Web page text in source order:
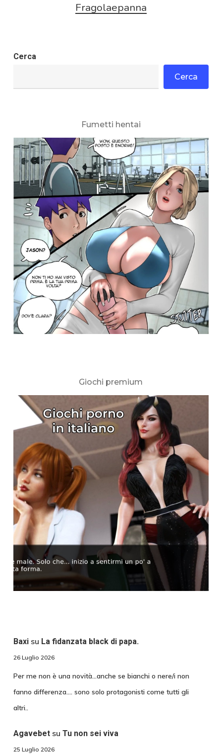
Fragolaepanna
Cerca
Cerca
Fumetti hentai
Giochi premium
Baxisu La fidanzata black di papa.
26 Luglio 2026
Per me non è una novità...anche se bianchi o nere/i non
fanno differenza.... sono solo protagonisti come tutti gli
altri..
Agavebetsu Tu non sei viva
25 Luglio 2026